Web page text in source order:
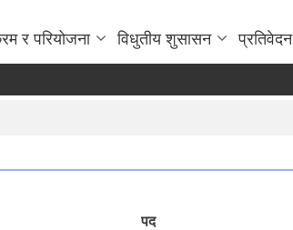
र परियोजना विधुतीय शुसासन प्रतिवेदन
पद